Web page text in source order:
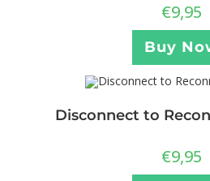
€9,95
Buy
Disconnect to
€9,95